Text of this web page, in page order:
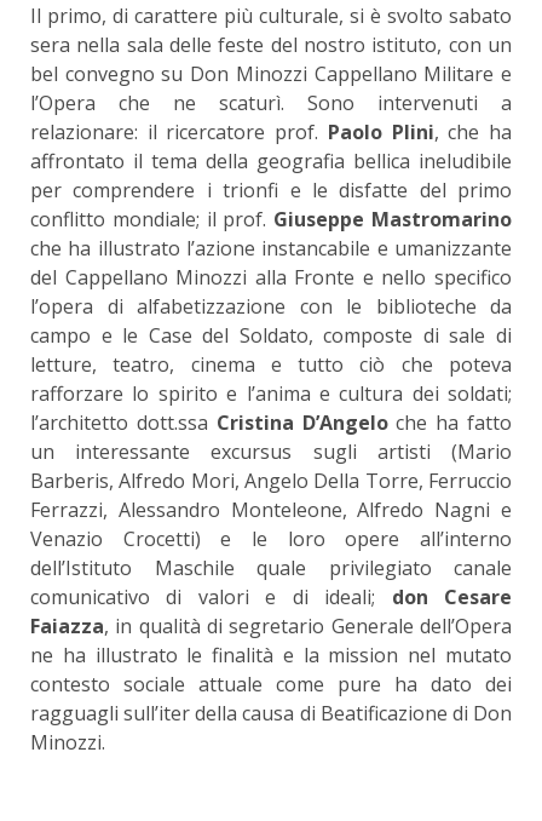
Il primo, di carattere più culturale, si è svolto sabato
sera nella sala delle feste del nostro istituto, con un
bel convegno su Don Minozzi Cappellano Militare e
l’Opera che ne scaturì. Sono intervenuti a
relazionare: il ricercatore prof. Paolo Plini, che ha
affrontato il tema della geografia bellica ineludibile
per comprendere i trionfi e le disfatte del primo
conflitto mondiale; il prof. Giuseppe Mastromarino
che ha illustrato l’azione instancabile e umanizzante
del Cappellano Minozzi alla Fronte e nello specifico
l’opera di alfabetizzazione con le biblioteche da
campo e le Case del Soldato, composte di sale di
letture, teatro, cinema e tutto ciò che poteva
rafforzare lo spirito e l’anima e cultura dei soldati;
l’architetto dott.ssa Cristina D’Angeloche ha fatto
un interessante excursus sugli artisti (Mario
Barberis, Alfredo Mori, Angelo Della Torre, Ferruccio
Ferrazzi, Alessandro Monteleone, Alfredo Nagni e
Venazio Crocetti) e le loro opere all’interno
dell’Istituto Maschile quale privilegiato canale
comunicativo di valori e di ideali; don Cesare
Faiazza, in qualità di segretario Generale dell’Opera
ne ha illustrato le finalità e la mission nel mutato
contesto sociale attuale come pure ha dato dei
ragguagli sull’iter della causa di Beatificazione di Don
Minozzi.